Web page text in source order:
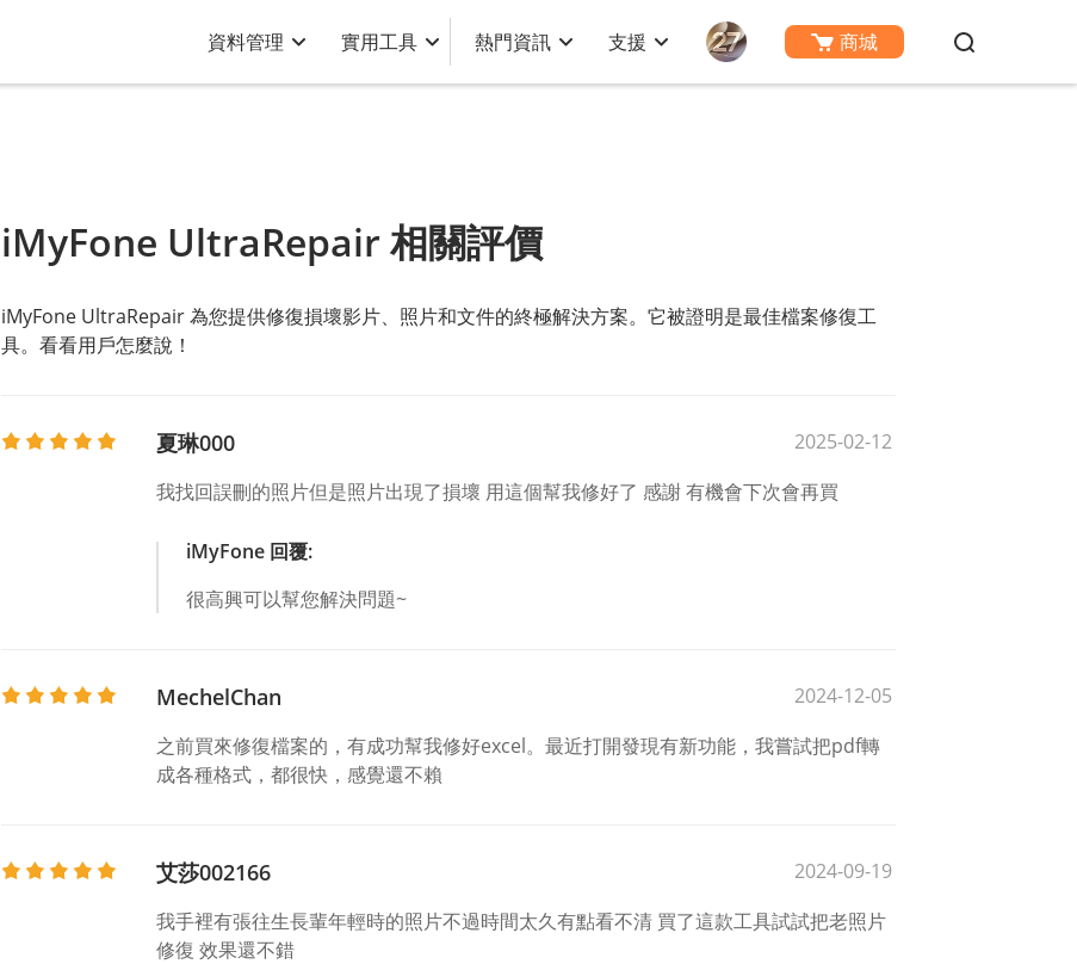
資料管理 實用工具 熱門資訊 支援 商城
iMyFone UltraRepair 相關評價
iMyFone UltraRepair 為您提供修復損壞影片、照片和文件的終極解決方案。它被證明是最佳檔案修復工
具。看看用戶怎麼說！
夏琳000
2025-02-12
我找回誤刪的照片但是照片出現了損壞 用這個幫我修好了 感謝 有機會下次會再買
iMyFone 回覆:
很高興可以幫您解決問題~
MechelChan
2024-12-05
之前買來修復檔案的，有成功幫我修好excel。最近打開發現有新功能，我嘗試把pdf轉
成各種格式，都很快，感覺還不賴
艾莎002166
2024-09-19
我手裡有張往生長輩年輕時的照片不過時間太久有點看不清 買了這款工具試試把老照片
修復 效果還不錯